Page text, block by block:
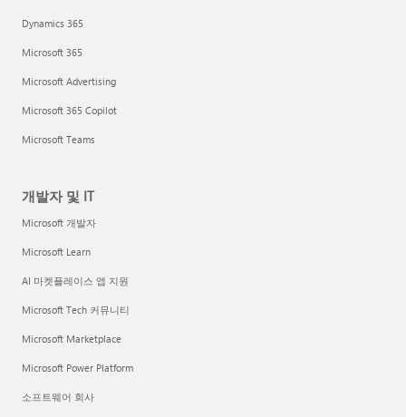
Dynamics 365
Microsoft 365
Microsoft Advertising
Microsoft 365 Copilot
Microsoft Teams
개발자 및 IT
Microsoft 개발자
Microsoft Learn
AI 마켓플레이스 앱 지원
Microsoft Tech 커뮤니티
Microsoft Marketplace
Microsoft Power Platform
소프트웨어 회사